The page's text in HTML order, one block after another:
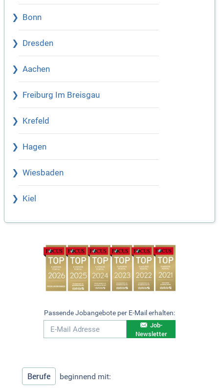
Bonn
Dresden
Aachen
Freiburg Im Breisgau
Krefeld
Hagen
Wiesbaden
Kiel
Passende Jobangebote per E-Mail erhalten:
Job-
Newsletter
Berufe beginnend mit: